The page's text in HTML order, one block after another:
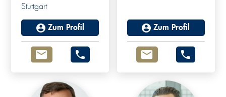
Stuttgart
Zum Profil Zum Profil